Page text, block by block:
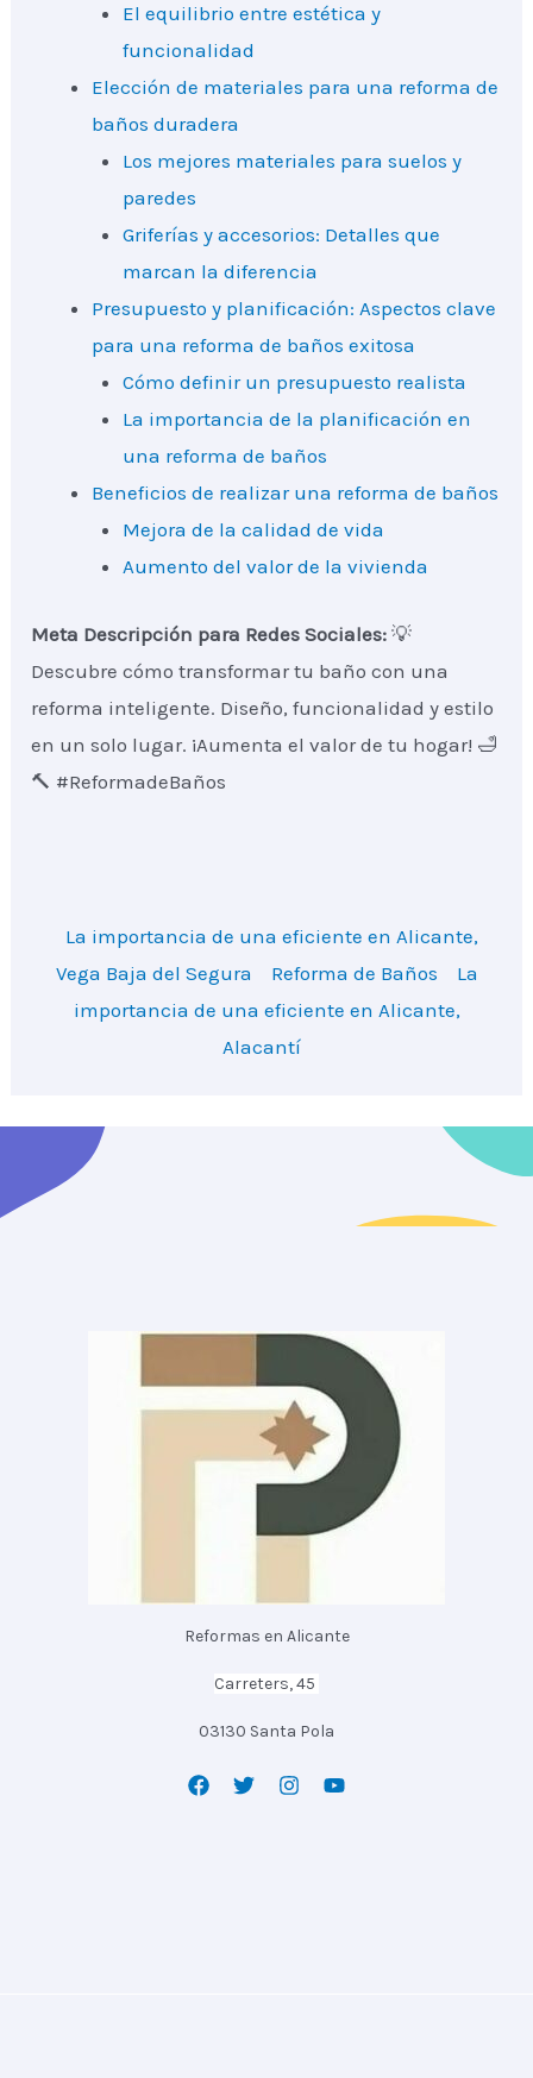
El equilibrio entre estética y
funcionalidad
Elección de materiales para una reforma de
baños duradera
Los mejores materiales para suelos y
paredes
Griferías y accesorios: Detalles que
marcan la diferencia
Presupuesto y planificación: Aspectos clave
para una reforma de baños exitosa
Cómo definir un presupuesto realista
La importancia de la planificación en
una reforma de baños
Beneficios de realizar una reforma de baños
Mejora de la calidad de vida
Aumento del valor de la vivienda
Meta Descripción para Redes Sociales: 💡
Descubre cómo transformar tu baño con una
reforma inteligente. Diseño, funcionalidad y estilo
en un solo lugar. ¡Aumenta el valor de tu hogar! 🛁
🔨 #ReformadeBaños
La importancia de una eficiente en Alicante,
Vega Baja del Segura
Reforma de Baños
La
importancia de una eficiente en Alicante,
Alacantí
Reformas en Alicante
Carreters, 45
03130 Santa Pola